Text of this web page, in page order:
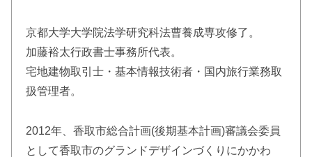
京都大学大学院法学研究科法曹養成専攻修了。
加藤裕太行政書士事務所代表。
宅地建物取引士・基本情報技術者・国内旅行業務取
扱管理者。
2012年、香取市総合計画(後期基本計画)審議会委員
として香取市のグランドデザインづくりにかかわ